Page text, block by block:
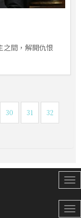
之間，解開仇恨
30 31 32